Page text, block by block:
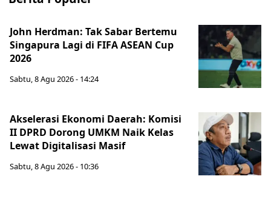
John Herdman: Tak Sabar Bertemu
Singapura Lagi di FIFA ASEAN Cup
2026
Sabtu, 8 Agu 2026 - 14:24
Akselerasi Ekonomi Daerah: Komisi
II DPRD Dorong UMKM Naik Kelas
Lewat Digitalisasi Masif
Sabtu, 8 Agu 2026 - 10:36